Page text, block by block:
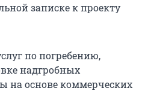
записке к проекту
по погребению,
надгробных
на основе коммерческих